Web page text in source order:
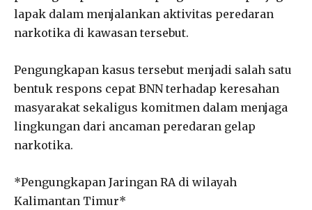
lapak dalam menjalankan aktivitas peredaran
narkotika di kawasan tersebut.
Pengungkapan kasus tersebut menjadi salah satu
bentuk respons cepat BNN terhadap keresahan
masyarakat sekaligus komitmen dalam menjaga
lingkungan dari ancaman peredaran gelap
narkotika.
*Pengungkapan Jaringan RA di wilayah
Kalimantan Timur*